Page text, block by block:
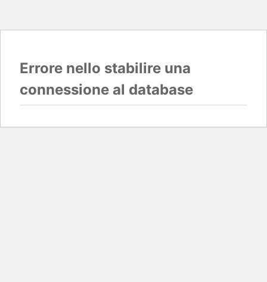
Errore nello stabilire una
connessione al database